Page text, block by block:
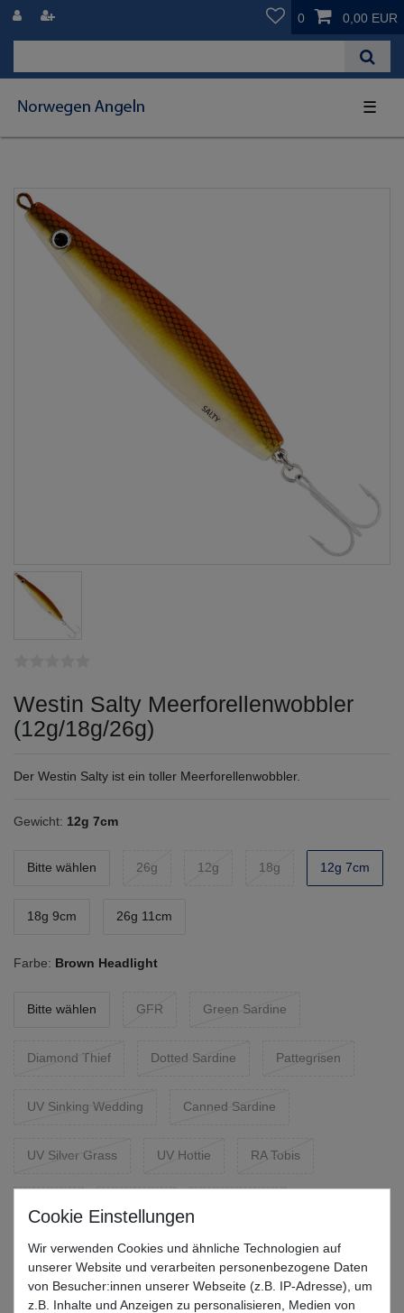
0 0,00 EUR
☰
Westin Salty Meerforellenwobbler
(12g/18g/26g)
Der Westin Salty ist ein toller Meerforellenwobbler.
Gewicht: 12g 7cm
Bitte wählen 26g 12g 18g 12g 7cm
18g 9cm 26g 11cm
Farbe: Brown Headlight
Bitte wählen GFR Green Sardine
Diamond Thief Dotted Sardine Pattegrisen
UV Sinking Wedding Canned Sardine
UV Silver Grass UV Hottie RA Tobis
UV Real Goby UV Three Amigos RA Viol
RA Hottie Headlight UV Hottie Pearl
Wir verwenden Cookies und ähnliche Technologien auf
unserer Website und verarbeiten personenbezogene Daten
von Besucher:innen unserer Webseite (z.B. IP-Adresse), um
z.B. Inhalte und Anzeigen zu personalisieren, Medien von